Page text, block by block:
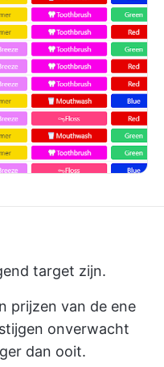
target zijn.
prijzen van de ene
onverwacht
dan ooit.